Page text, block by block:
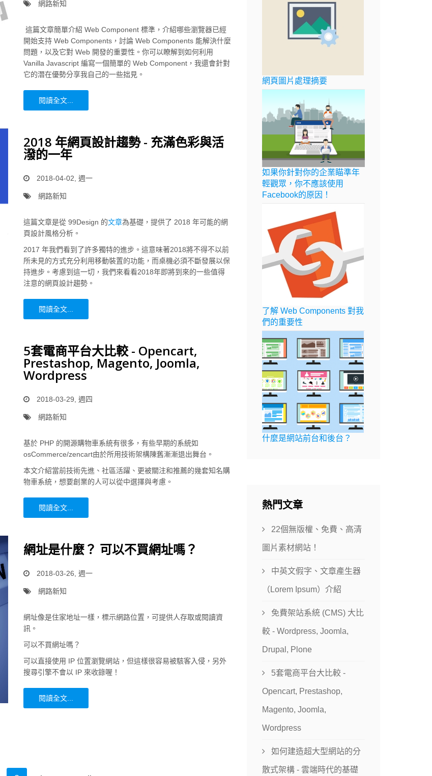
網路新知
這篇文章簡單介紹 Web Component 標準，介紹哪些瀏覽器已經
開始支持 Web Components，討論 Web Components 能解決什麼
問題，以及它對 Web 開發的重要性。你可以瞭解到如何利用
Vanilla Javascript 編寫一個簡單的 Web Component，我還會針對
它的潛在優勢分享我自己的一些拙見。
閱讀全文...
2018 年網頁設計趨勢 - 充滿色彩與活
潑的一年
2018-04-02, 週一
網路新知
這篇文章是從 99Design 的文章為基礎，提供了 2018 年可能的網
頁設計風格分析。
2017 年我們看到了許多獨特的進步。這意味著2018將不得不以前
所未見的方式充分利用移動裝置的功能，而桌機必須不斷發展以保
持進步。考慮到這一切，我們來看看2018年即將到來的一些值得
注意的網頁設計趨勢。
閱讀全文...
5套電商平台大比較 - Opencart,
Prestashop, Magento, Joomla,
Wordpress
2018-03-29, 週四
網路新知
基於 PHP 的開源購物車系統有很多，有些早期的系統如
osCommerce/zencart由於所用技術架構陳舊漸漸退出舞台。
本文介紹當前技術先進、社區活躍、更被關注和推薦的幾套知名購
物車系統，想要創業的人可以從中選擇與考慮。
閱讀全文...
網址是什麼？ 可以不買網址嗎？
2018-03-26, 週一
網路新知
網址像是住家地址一樣，標示網路位置，可提供人存取或閱讀資
訊。
可以不買網址嗎？
可以直接使用 IP 位置瀏覽網站，但這樣很容易被駭客入侵，另外
搜尋引擎不會以 IP 來收錄喔！
閱讀全文...
網頁圖片處理摘要
如果你針對你的企業瞄準年
輕觀眾，你不應該使用
Facebook的原因！
了解 Web Components 對我
們的重要性
什麼是網站前台和後台？
熱門文章
22個無版權、免費、高清
圖片素材網站！
中英文假字、文章產生器
（Lorem Ipsum）介紹
免費架站系統 (CMS) 大比
較 - Wordpress, Joomla,
Drupal, Plone
5套電商平台大比較 -
Opencart, Prestashop,
Magento, Joomla,
Wordpress
如何建造超大型網站的分
散式架構 - 雲端時代的基礎